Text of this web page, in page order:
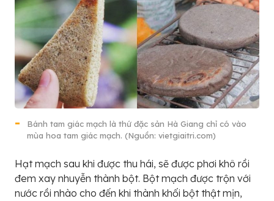
Bánh tam giác mạch là thứ đặc sản Hà Giang chỉ có vào
mùa hoa tam giác mạch. (Nguồn: vietgiaitri.com)
Hạt mạch sau khi được thu hái, sẽ được phơi khô rồi
đem xay nhuyễn thành bột. Bột mạch được trộn với
nước rồi nhào cho đến khi thành khối bột thật mịn,